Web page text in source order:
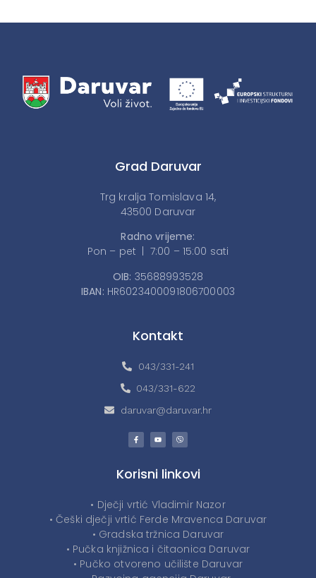
Grad Daruvar
Trg kralja Tomislava 14,
43500 Daruvar
Radno vrijeme:
Pon – pet | 7:00 – 15:00 sati
OIB: 35688993528
IBAN: HR6023400091806700003
Kontakt
043/331-241
043/331-622
daruvar@daruvar.hr
Korisni linkovi
• Dječji vrtić Vladimir Nazor
• Češki dječji vrtić Ferde Mravenca Daruvar
• Gradska tržnica Daruvar
• Pučka knjižnica i čitaonica Daruvar
• Pučko otvoreno učilište Daruvar